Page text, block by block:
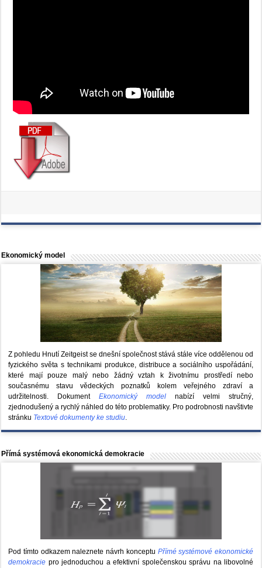
Ekonomický model
Z pohledu Hnutí Zeitgeist se dnešní společnost stává stále více oddělenou od
fyzického světa s technikami produkce, distribuce a sociálního uspořádání,
které mají pouze malý nebo žádný vztah k životnímu prostředí nebo
současnému stavu vědeckých poznatků kolem veřejného zdraví a
udržitelnosti. DokumentEkonomický model nabízí velmi stručný,
zjednodušený a rychlý náhled do této problematiky. Pro podrobnosti navštivte
stránku Textové dokumenty ke studiu.
Přímá systémová ekonomická demokracie
Pod tímto odkazem naleznete návrh konceptu Přímé systémové ekonomické
demokracie pro jednoduchou a efektivní společenskou správu na libovolné